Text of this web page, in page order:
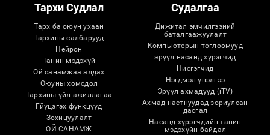
Тархи Судлал
Тарх ба оюун ухаан
Тархины салбарууд
Нейрон
Танин мэдэхүй
Ой санамжаа алдах
Оюуны хомсдол
Тархины үйл ажиллагаа
Гйүцэгэх функцүүд
Зохицуулалт
ОЙ САНАМЖ
Судалгаа
Дижитал эмчилгээний
баталгаажуулалт
Компьютерын тоглоомууд
эрүүл насанд хүрэгчид
Нисгэгчид
Нэгдмэл үнэлгээ
Эрүүл ахмадууд (iTV)
Ахмад настнуудад зориулсан
дасгал
Насанд хүрэгчдийн танин
мэдэхүйн байдал